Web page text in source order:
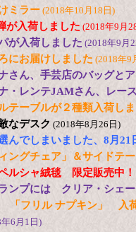
ミラー (2018年10月18日)
が入荷しました (2018年9月
が入荷しました (2018年9月
にお届けしました (2018年9
ん、手芸店のバッグと
レンテJAMさん、レー
テーブルが２種類入荷し
なデスク (2018年8月26日)
んでしまいました、8月21
ングチェア」＆サイドテ
ルシャ絨毯 限定販売中！
ンプには クリア・シェ
「フリル ナプキン」 入
6月1日)